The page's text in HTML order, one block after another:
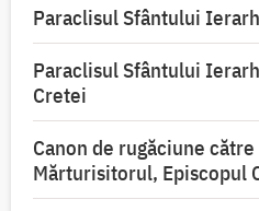
Paraclisul Sfântului
Paraclisul Sfântului
Cretei
Canon de rugăciune
Mărturisitorul, Episcopul